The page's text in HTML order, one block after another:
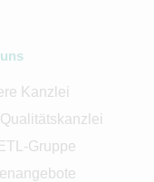
Kanzlei
Gruppe